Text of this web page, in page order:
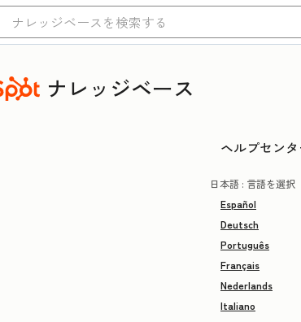
ナレッジベース
ヘルプセン
日本語 : 言語を選択
Español
Deutsch
Português
Français
Nederlands
Italiano